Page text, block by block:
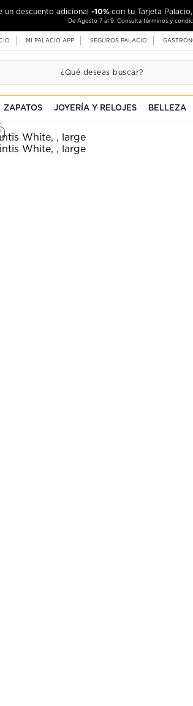
un descuento adicional -10% con tu Tarjeta Palacio,
De Agosto 7 al 9. Consulta términos y
MI PALACIO APP SEGUROS PALACIO
ZAPATOS JOYERÍA Y RELOJES BELLEZA